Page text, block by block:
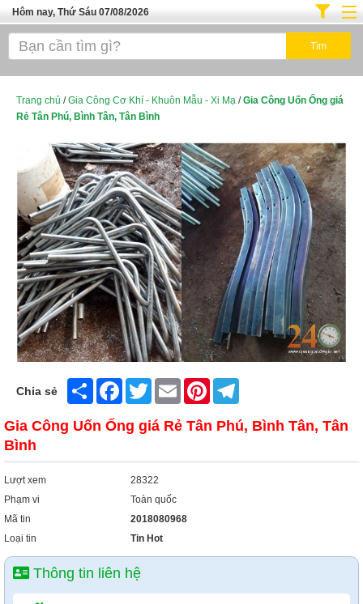
Hôm nay, Thứ Sáu 07/08/2026
Trang chủ
Tuyển Sinh Đào Tạo
Đồ Dùng Nội Ngoại Thất
Điện Tử Điện Máy
Làm Đẹp
Thời Trang
Việc Làm
Dịch Vụ
Hàng Tiêu Dùng
Trang chủ /Gia Công Cơ Khí - Khuôn Mẫu - Xi Mạ /Gia Công Uốn Ống giá
Rẻ Tân Phú, Bình Tân, Tân Bình
Chia sẻ Share FacebookTwitter Email Pinterest
Gia Công Uốn Ống giá Rẻ Tân Phú, Bình Tân, Tân
Bình
Lượt xem
28322
Phạm vi
Toàn quốc
Mã tin
2018080968
Loại tin
Tin Hot
Thông tin liên hệ